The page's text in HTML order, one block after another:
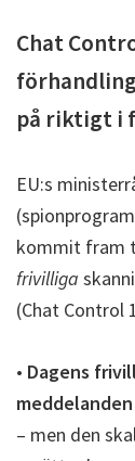
Chat
på riktigt i
EU:s
kommit fram
frivilliga
(Chat Control
• Dagens
meddelanden
– men den